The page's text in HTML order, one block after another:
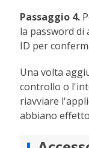
Passaggio 4.
la password
ID per
Una volta
controllo o
riavviare
abbiano